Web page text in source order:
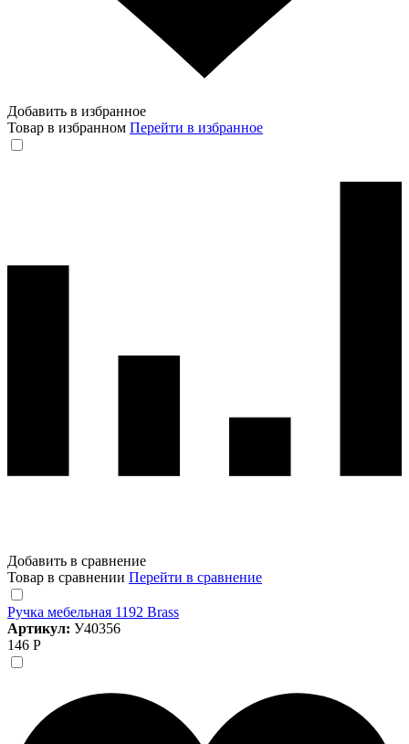
Добавить в избранное
Товар в избранном Перейти в избранное
Добавить в сравнение
Товар в сравнении Перейти в сравнение
Ручка мебельная 1192 Brass
Артикул: У40356
146 Р